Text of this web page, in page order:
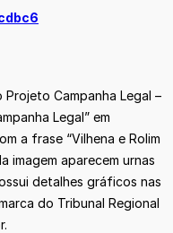
Campanha Legal –
Legal” em
a frase “Vilhena e Rolim
imagem aparecem urnas
detalhes gráficos nas
do Tribunal Regional